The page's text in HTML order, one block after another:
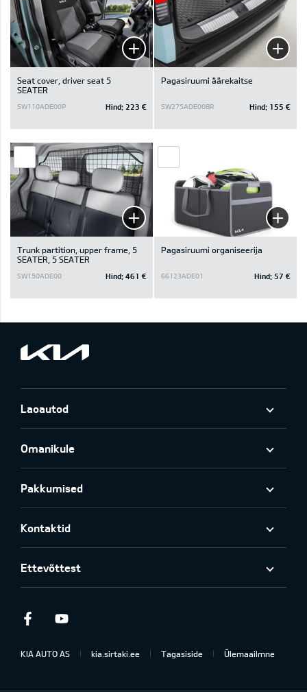
Seat cover, driver seat 5
SEATER
SW110ADE00P Hind: 223 €
Pagasiruumi äärekaitse
SW275ADE00BR Hind: 155 €
Trunk partition, upper frame, 5
SEATER, 5 SEATER
SW150ADE00 Hind: 461 €
Pagasiruumi organiseerija
66123ADE01 Hind: 57 €
Laoautod
Omanikule
Pakkumised
Kontaktid
Ettevõttest
Facebook
KIA AUTO AS kia.sirtaki.ee Tagasiside Ülemaailmne